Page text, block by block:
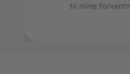
til mine